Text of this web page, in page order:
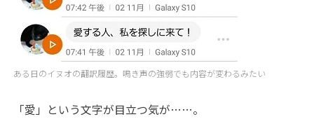
ある日のイヌオの翻訳履歴。鳴き声の強弱でも内容が変わるみたい
「愛」という文字が目立つ気が……。